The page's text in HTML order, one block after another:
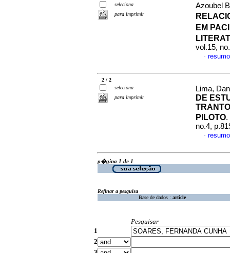
seleciona
para imprimir
Azoubel
EM
vol.15,
·
2 / 2
seleciona
para imprimir
Lima,
DE
PILOTO.
no.4,
·
p�gina 1 de 1
Refinar a pesquisa
Base de dados : article
Pesquisar
1
2